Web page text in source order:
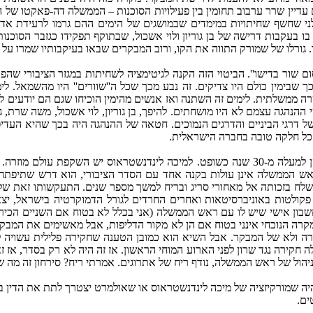
עדיין שרר ערבוב תחומין בין פעילויות הסוכנות – הממשלה דה-
אמיל שמורק, פרסם ב-‏1951 דו''ח ביקורת קטלני שחשף שחיתויות במימדים שבמושגים של
בעקבות דרישה של בן גוריון ולוי אשכול, שבתוקף תפקידו כגזבר
של שמורק התווה את הקו, ורוב המבקרים שבאו בעיקבותיו שמרו על
בדישו''. הביטוי הזה הקנה לגיטימציה לשחיתות במגזר הציבורי
כולם היו צדיקים. זה נבע מכך שכל ה''שוורים'' היו מהשמאל.
ממשלתית. לימים זה השתנה ואז אנשים מהימין הוכיחו שגם הם
עצמם לא היו מושחתים. להיפך, בן גוריון, לוי אשכול, משה שרת,
דרגי הביניים והדרגים הנמוכים. חטאה של ההנהגה היה בכך שהיא
כל חלקה טובה בחברה הישראלית.
בימים אלה מכהן בתפקיד מבקר המדינה מיכה לינדנשטראוס, אדם שכיהן למעלה מ-‏30 שנה
הממשלה אינן עולות בקנה אחד עם הסדר הציבורי, הוא דרש
בזכותה אל מאחורי סריג ובריח למשך מספר שנים. התעקשותו זאת
באוניברסיטאות ואחרים החרדים לגורל הדמוקרטיה בישראל,
אישי שיש לו עם ראש הממשלה (אני בכלל לא בטוח אם השניים
הנוכחי אינני בטוח אם הן לא מקור הדליפות, אבל מאשימים את
ולא של המבקר. אבל השיא הוא כמובן הטענה שחקירה פלילית
חקירה נגד שרון לפני הארוע המוחי הראשון. אז זה היה לא רק בסדר,
של ראש הממשלה, נודף ריח של אתרוגים. אמרתי ריח? סירחון זה מה
שמורקיזציה של מיכה לינדנשטראוס או שאולמרט יצטרך לתת את